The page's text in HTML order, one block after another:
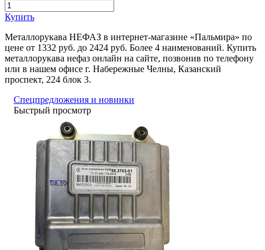
Купить
Металлорукава НЕФАЗ в интернет-магазине «Пальмира» по
цене от 1332 руб. до 2424 руб. Более 4 наименований. Купить
металлорукава нефаз онлайн на сайте, позвонив по телефону
или в нашем офисе г. Набережные Челны, Казанский
проспект, 224 блок 3.
Спецпредложения и новинки
Быстрый просмотр